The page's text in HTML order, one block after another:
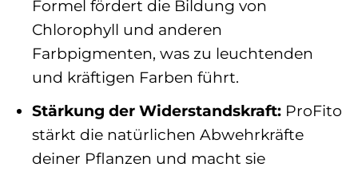
Formel fördert die Bildung von
Chlorophyll und anderen
Farbpigmenten, was zu leuchtenden
und kräftigen Farben führt.
Stärkung der Widerstandskraft:ProFito
stärkt die natürlichen Abwehrkräfte
deiner Pflanzen und macht sie